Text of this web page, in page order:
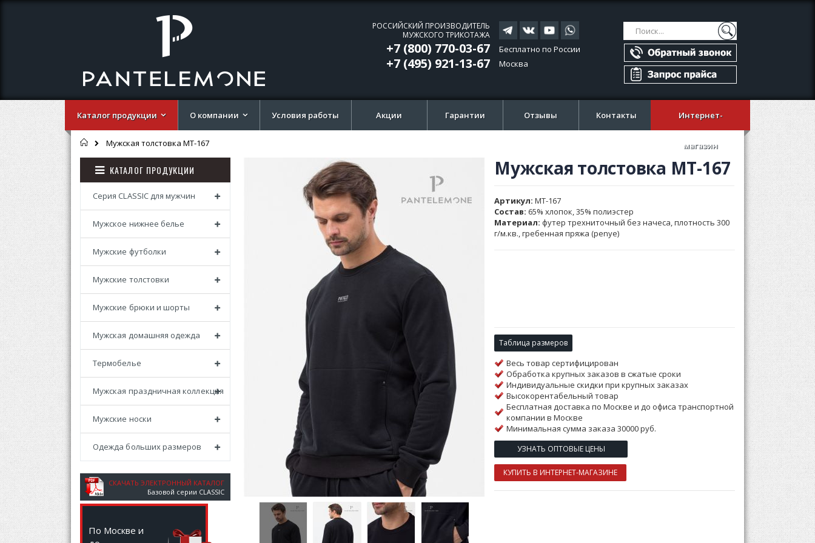
Поиск
Поиск
РОССИЙСКИЙ ПРОИЗВОДИТЕЛЬ
МУЖСКОГО ТРИКОТАЖА
+7 (800) 770-03-67
+7 (495) 921-13-67
Бесплатно по России
Москва
Каталог продукции О компании Условия работы Акции Гарантии Отзывы Контакты Интернет-
магазин
Главная
Мужская толстовка MT-167
Мужская толстовка MT-167
Артикул MT-167
Состав: 65% хлопок, 35% полиэстер
Материал: футер трехниточный без начеса, плотность 300
г/м.кв., гребенная пряжа (penye)
Таблица размеров
Весь товар сертифицирован
Обработка крупных заказов в сжатые сроки
Индивидуальные скидки при крупных заказах
Высокорентабельный товар
Бесплатная доставка по Москве и до офиса транспортной
компании в Москве
Минимальная сумма заказа 30000 руб.
УЗНАТЬ ОПТОВЫЕ ЦЕНЫ
КУПИТЬ В ИНТЕРНЕТ-МАГАЗИНЕ
КАТАЛОГ ПРОДУКЦИИ
Серия CLASSIC для мужчин
Мужское нижнее белье
Мужские футболки
Мужские толстовки
Мужские брюки и шорты
Мужская домашняя одежда
Термобелье
Мужская праздничная коллекция
Мужские носки
Одежда больших размеров
СКАЧАТЬ ЭЛЕКТРОННЫЙ КАТАЛОГ
Базовой серии CLASSIC
По Москве и